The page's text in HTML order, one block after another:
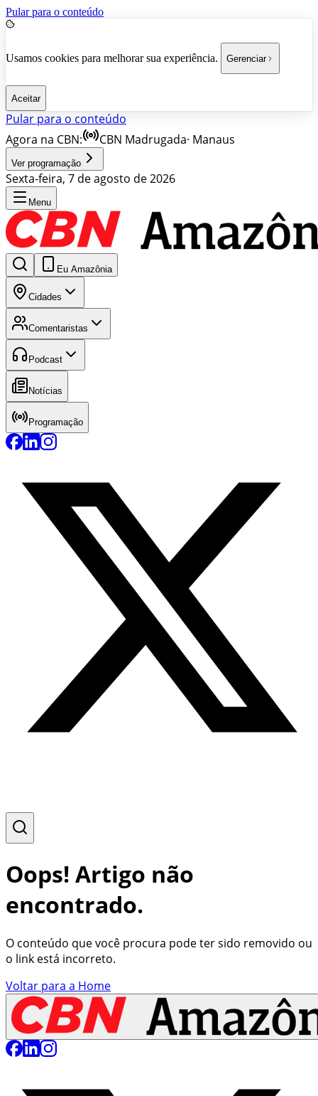
Pular para o conteúdo
Usamos cookies para melhorar sua experiência. Gerenciar
Aceitar
Pular para o conteúdo
Agora na CBN:
CBN Madrugada· Manaus
Ver programação
Sexta-feira, 7 de agosto de 2026
Menu
Eu Amazônia
Cidades
Comentaristas
Podcast
Notícias
Programação
Oops! Artigo não
encontrado.
O conteúdo que você procura pode ter sido removido ou
o link está incorreto.
Voltar para a Home